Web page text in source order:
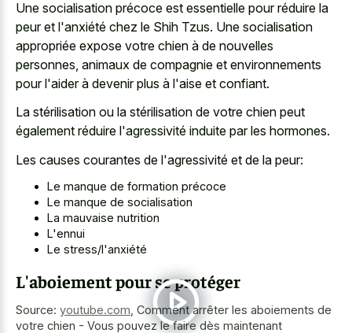
Une socialisation précoce est essentielle pour réduire la
peur et l'anxiété chez le Shih Tzus. Une socialisation
appropriée expose votre chien à de nouvelles
personnes, animaux de compagnie et environnements
pour l'aider à devenir plus à l'aise et confiant.
La stérilisation ou la stérilisation de votre chien peut
également réduire l'agressivité induite par les hormones.
Les causes courantes de l'agressivité et de la peur:
Le manque de formation précoce
Le manque de socialisation
La mauvaise nutrition
L'ennui
Le stress/l'anxiété
L'aboiement pour se protéger
Source: youtube.com Comment arrêter les aboiements de
votre chien - Vous pouvez le faire dès maintenant